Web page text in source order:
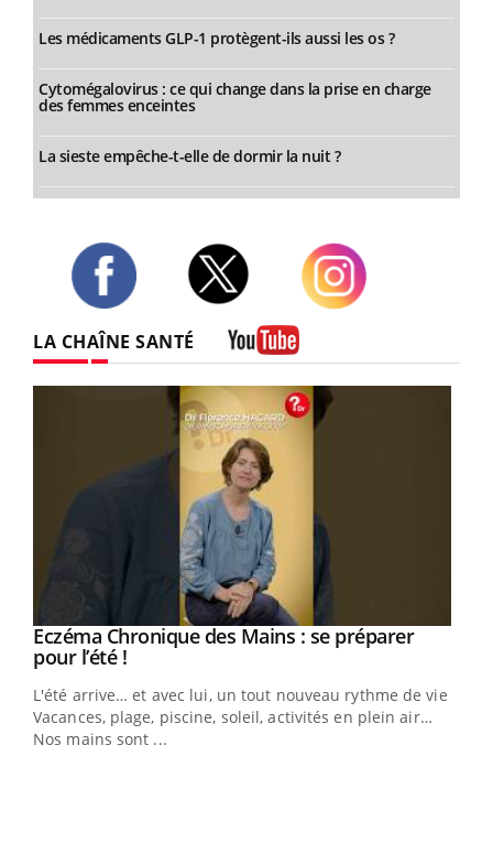
Les médicaments GLP-1 protègent-ils aussi les os ?
Cytomégalovirus : ce qui change dans la prise en charge
des femmes enceintes
La sieste empêche-t-elle de dormir la nuit ?
LA CHAÎNE SANTÉ
Youtube
Eczéma Chronique des Mains : se préparer
pour l’été !Youtube
L'été arrive… et avec lui, un tout nouveau rythme de vie !
Vacances, plage, piscine, soleil, activités en plein air…
Nos mains sont ...